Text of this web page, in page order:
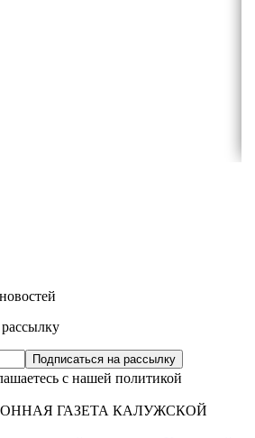
с нашей политикой
ГАЗЕТА КАЛУЖСКОЙ